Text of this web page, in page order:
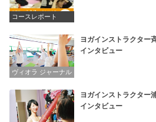
コースレポート
ヴィオラ ジャーナル
ヨガインストラクター
インタビュー
ヨガインストラクター
インタビュー